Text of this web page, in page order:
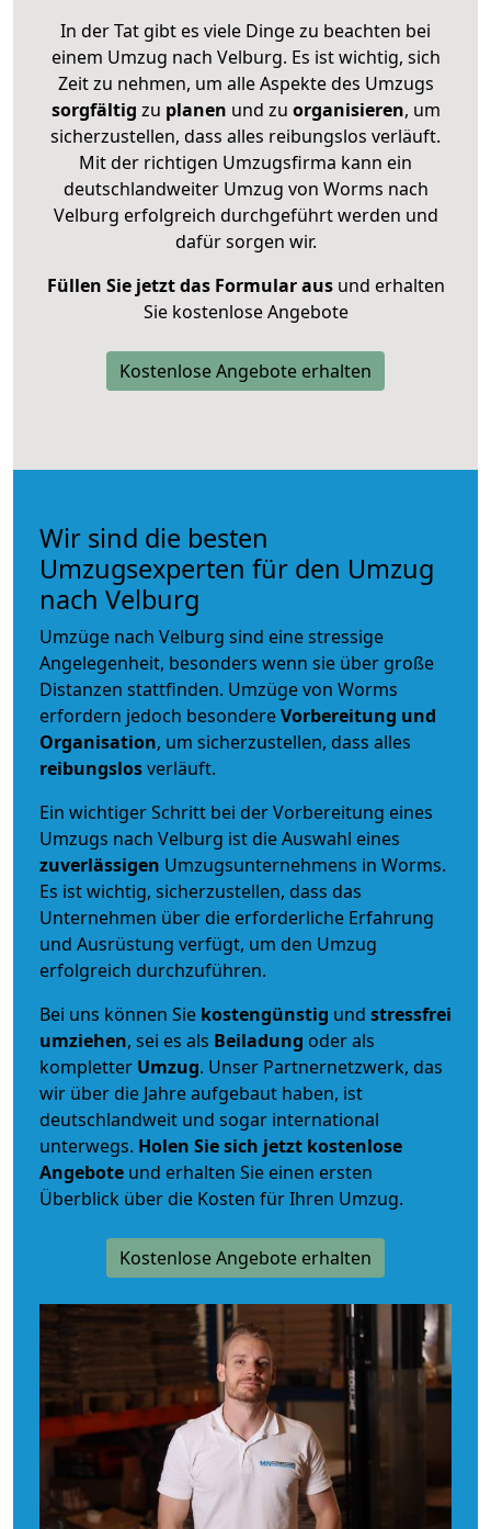
In der Tat gibt es viele Dinge zu beachten bei
einem Umzug nach Velburg. Es ist wichtig, sich
Zeit zu nehmen, um alle Aspekte des Umzugs
sorgfältig zu planen und zu organisieren, um
sicherzustellen, dass alles reibungslos verläuft.
Mit der richtigen Umzugsfirma kann ein
deutschlandweiter Umzug von Worms nach
Velburg erfolgreich durchgeführt werden und
dafür sorgen wir.
Füllen Sie jetzt das Formular ausund erhalten
Sie kostenlose Angebote
Kostenlose Angebote erhalten
Wir sind die besten
Umzugsexperten für den Umzug
nach Velburg
Umzüge nach Velburg sind eine stressige
Angelegenheit, besonders wenn sie über große
Distanzen stattfinden. Umzüge von Worms
erfordern jedoch besondereVorbereitung und
Organisation, um sicherzustellen, dass alles
reibungslosverläuft.
Ein wichtiger Schritt bei der Vorbereitung eines
Umzugs nach Velburg ist die Auswahl eines
zuverlässigen Umzugsunternehmens in Worms.
Es ist wichtig, sicherzustellen, dass das
Unternehmen über die erforderliche Erfahrung
und Ausrüstung verfügt, um den Umzug
erfolgreich durchzuführen.
Bei uns können Sie kostengünstig und stressfrei
umziehen, sei es als Beiladung oder als
kompletter Umzug. Unser Partnernetzwerk, das
wir über die Jahre aufgebaut haben, ist
deutschlandweit und sogar international
unterwegs. Holen Sie sich jetzt kostenlose
Angebote und erhalten Sie einen ersten
Überblick über die Kosten für Ihren Umzug.
Kostenlose Angebote erhalten